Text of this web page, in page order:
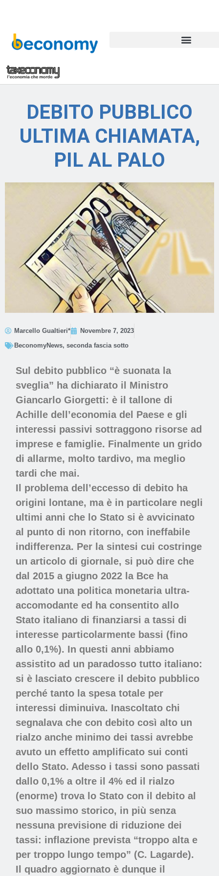
DEBITO PUBBLICO
ULTIMA CHIAMATA,
PIL AL PALO
Marcello Gualtieri*
Novembre 7, 2023
BeconomyNews, seconda fascia sotto
Sul debito pubblico “è suonata la
sveglia” ha dichiarato il Ministro
Giancarlo Giorgetti: è il tallone di
Achille dell’economia del Paese e gli
interessi passivi sottraggono risorse ad
imprese e famiglie. Finalmente un grido
di allarme, molto tardivo, ma meglio
tardi che mai.
Il problema dell’eccesso di debito ha
origini lontane, ma è in particolare negli
ultimi anni che lo Stato si è avvicinato
al punto di non ritorno, con ineffabile
indifferenza. Per la sintesi cui costringe
un articolo di giornale, si può dire che
dal 2015 a giugno 2022 la Bce ha
adottato una politica monetaria ultra-
accomodante ed ha consentito allo
Stato italiano di finanziarsi a tassi di
interesse particolarmente bassi (fino
allo 0,1%). In questi anni abbiamo
assistito ad un paradosso tutto italiano:
si è lasciato crescere il debito pubblico
perché tanto la spesa totale per
interessi diminuiva. Inascoltato chi
segnalava che con debito così alto un
rialzo anche minimo dei tassi avrebbe
avuto un effetto amplificato sui conti
dello Stato. Adesso i tassi sono passati
dallo 0,1% a oltre il 4% ed il rialzo
(enorme) trova lo Stato con il debito al
suo massimo storico, in più senza
nessuna previsione di riduzione dei
tassi: inflazione prevista “troppo alta e
per troppo lungo tempo” (C. Lagarde).
Il quadro aggiornato è dunque il